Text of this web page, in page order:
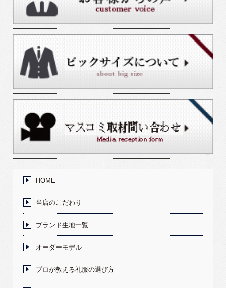
HOME
当店のこだわり
ブランド生地一覧
オーダーモデル
プロが教える礼服の選び方